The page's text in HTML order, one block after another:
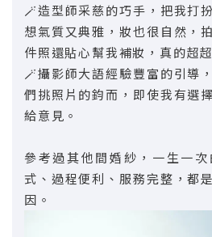
🪄造型師采慈的巧手，把我打
想氣質又典雅，妝也很自然，
件照還貼心幫我補妝，真的超
🪄攝影師大語經驗豐富的引導
們挑照片的鈞而，即使我有選
給意見。
參考過其他間婚紗，一生一
式、過程便利、服務完整，都
因。